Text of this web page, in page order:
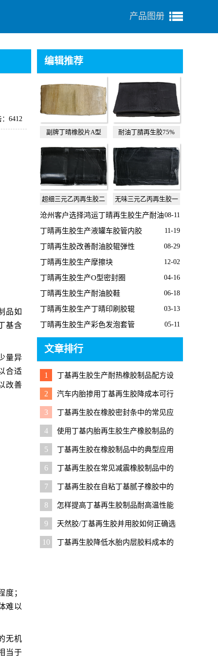
产品图册
：6412
品如
基含
量异
合适
改善
度；
难以
无机
当于
编辑推荐
副牌丁晴橡胶片A型 耐油丁腈再生胶75%
超细三元乙丙再生胶二
级
无味三元乙丙再生胶一
级
08-11
沧州客户选择鸿运丁晴再生胶生产耐油
胶板的经过
11-19
丁晴再生胶生产液罐车胶管内胶
08-29
丁晴再生胶改善耐油胶辊弹性
12-02
丁晴再生胶生产摩擦块
04-16
丁晴再生胶生产O型密封圈
06-18
丁晴再生胶生产耐油胶鞋
03-13
丁晴再生胶生产丁晴印刷胶辊
05-11
丁晴再生胶生产彩色发泡套管
文章排行
1
丁基再生胶生产耐热橡胶制品配方设
计要点
2
汽车内胎掺用丁基再生胶降成本可行
性分析
3
丁基再生胶在橡胶密封条中的常见应
用与注意要点
4
使用丁基内胎再生胶生产橡胶制品的
注意事项
5 丁基再生胶在橡胶制品中的典型应用
6
丁基再生胶在常见减震橡胶制品中的
应用技巧
7
丁基再生胶在自粘丁基腻子橡胶中的
应用技巧
8 怎样提高丁基再生胶制品耐高温性能
9
天然胶/丁基再生胶并用胶如何正确选
择橡胶助剂
10
丁基再生胶降低水胎内层胶料成本的